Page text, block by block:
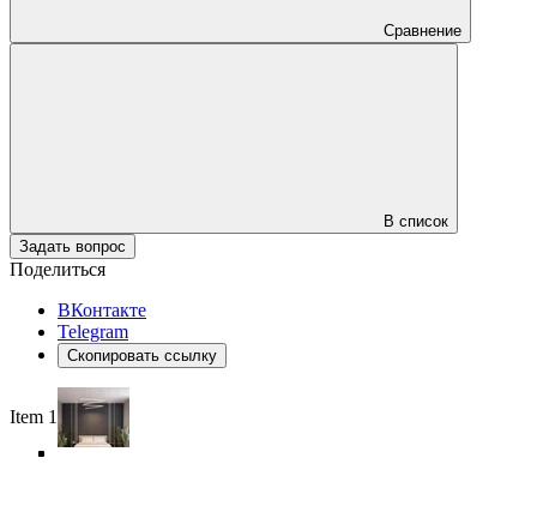
Сравнение
В список
Задать вопрос
Поделиться
ВКонтакте
Telegram
Скопировать ссылку
Item 1 of 6